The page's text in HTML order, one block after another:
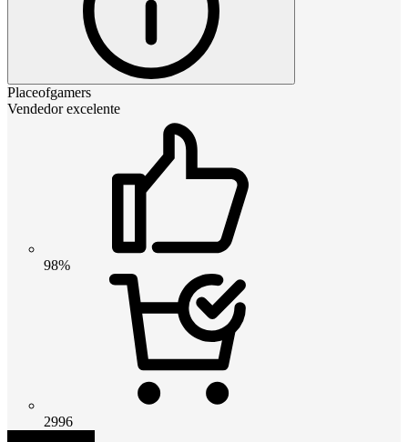
Placeofgamers
Vendedor excelente
98%
2996